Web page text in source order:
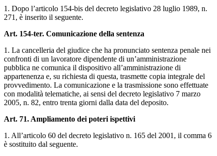
1. Dopo l’articolo 154-bis del decreto legislativo 28 luglio 1989, n.
271, è inserito il seguente.
Art. 154-ter. Comunicazione della sentenza
1. La cancelleria del giudice che ha pronunciato sentenza penale nei
confronti di un lavoratore dipendente di un’amministrazione
pubblica ne comunica il dispositivo all’amministrazione di
appartenenza e, su richiesta di questa, trasmette copia integrale del
provvedimento. La comunicazione e la trasmissione sono effettuate
con modalità telematiche, ai sensi del decreto legislativo 7 marzo
2005, n. 82, entro trenta giorni dalla data del deposito.
Art. 71. Ampliamento dei poteri ispettivi
1. All’articolo 60 del decreto legislativo n. 165 del 2001, il comma 6
è sostituito dal seguente.